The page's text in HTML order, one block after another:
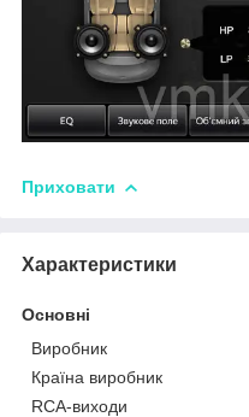
Приховати
Характеристики
Основні
Виробник
Країна виробник
RCA-виходи